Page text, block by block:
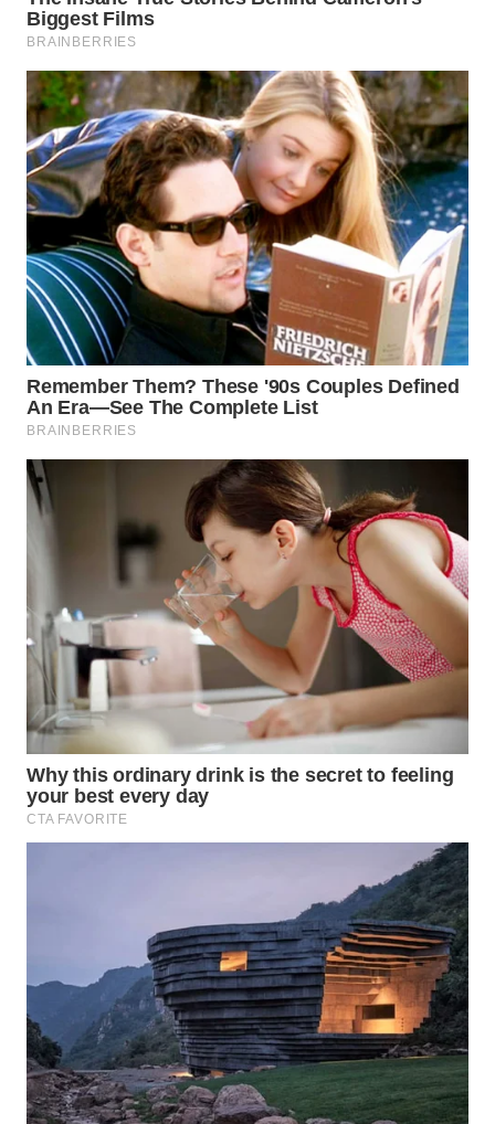
SAMOSIR
WN
PADANG
LAWAS
WN
SUMEDANG
WN
CIANJUR
WN
KEPULAUAN
SERIBU
WN
CIREBON
WN
INDRAMAYU
WN
KUNINGAN
SUKABUMI
WN